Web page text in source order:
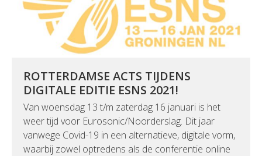
ROTTERDAMSE ACTS TIJDENS
DIGITALE EDITIE ESNS 2021!
Van woensdag 13 t/m zaterdag 16 januari is het
weer tijd voor Eurosonic/Noorderslag. Dit jaar
vanwege Covid-19 in een alternatieve, digitale vorm,
waarbij zowel optredens als de conferentie online